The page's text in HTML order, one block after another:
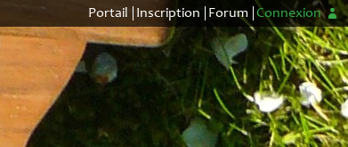
Portail Inscription Forum Connexion